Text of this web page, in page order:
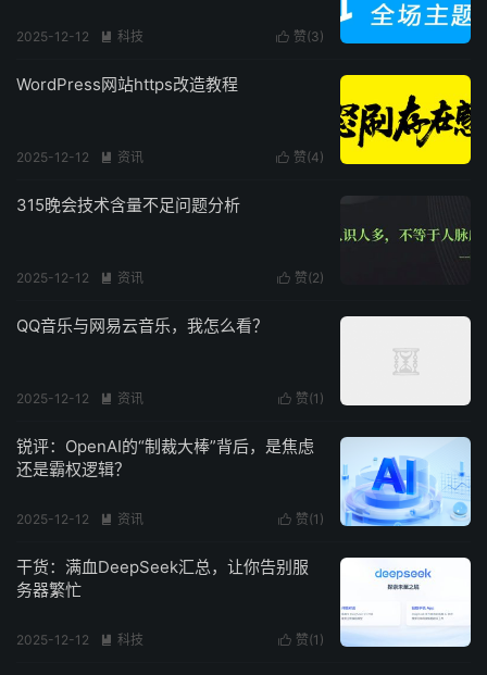
 赞(3)
2025-12-12  科技
WordPress网站https改造教程
 赞(4)
2025-12-12  资讯
315晚会技术含量不足问题分析
 赞(2)
2025-12-12  资讯
QQ音乐与网易云音乐，我怎么看？
 赞(1 )
2025-12-12  资讯
锐评：OpenAI的“制裁大棒”背后，是焦虑
还是霸权逻辑？
 赞(1 )
2025-12-12  资讯
干货：满血DeepSeek汇总，让你告别服
务器繁忙
 赞(1 )
2025-12-12  科技